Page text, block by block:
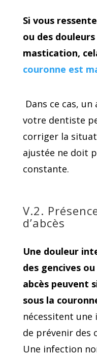
Si vous
ou des
mastication,
couronne est
Dans ce cas,
votre dentiste
corriger la
ajustée ne doit
constante.
V.2.
d’abcès
Une douleur
des gencives
abcès peuvent
sous la
nécessitent
de prévenir des
Une infection